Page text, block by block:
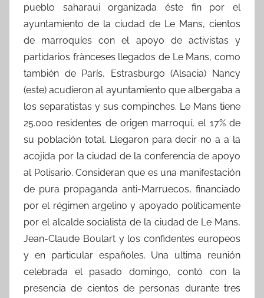
pueblo saharaui organizada éste fin por el
ayuntamiento de la ciudad de Le Mans, cientos
de marroquíes con el apoyo de activistas y
partidarios frànceses llegados de Le Mans, como
también de París, Estrasburgo (Alsacia) Nancy
(este) acudieron al ayuntamiento que albergaba a
los separatistas y sus compinches. Le Mans tiene
25.000 residentes de origen marroquí, el 17% de
su población total. Llegaron para decir no a a la
acojida por la ciudad de la conferencia de apoyo
al Polisario. Consideran que es una manifestación
de pura propaganda anti-Marruecos, financiado
por el régimen argelino y apoyado políticamente
por el alcalde socialista de la ciudad de Le Mans,
Jean-Claude Boulart y los confidentes europeos
y en particular españoles. Una ultima reunión
celebrada el pasado domingo, contó con la
presencia de cientos de personas durante tres